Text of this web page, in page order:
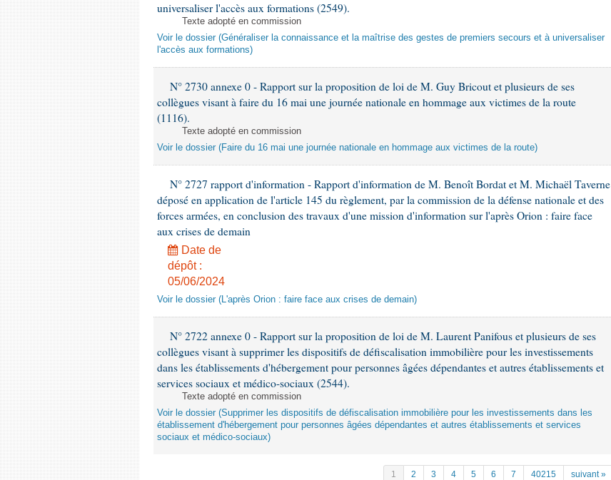
universaliser l'accès aux formations (2549).
Texte adopté en commission
Voir le dossier (Généraliser la connaissance et la maîtrise des gestes de premiers secours et à universaliser
l'accès aux formations)
N° 2730 annexe 0 - Rapport sur la proposition de loi de M. Guy Bricout et plusieurs de ses
collègues visant à faire du 16 mai une journée nationale en hommage aux victimes de la route
(1116).
Texte adopté en commission
Voir le dossier (Faire du 16 mai une journée nationale en hommage aux victimes de la route)
N° 2727 rapport d'information - Rapport d'information de M. Benoît Bordat et M. Michaël Taverne
déposé en application de l'article 145 du règlement, par la commission de la défense nationale et des
forces armées, en conclusion des travaux d'une mission d'information sur l'après Orion : faire face
aux crises de demain
Date de
dépôt :
05/06/2024
Voir le dossier (L'après Orion : faire face aux crises de demain)
N° 2722 annexe 0 - Rapport sur la proposition de loi de M. Laurent Panifous et plusieurs de ses
collègues visant à supprimer les dispositifs de défiscalisation immobilière pour les investissements
dans les établissements d'hébergement pour personnes âgées dépendantes et autres établissements et
services sociaux et médico-sociaux (2544).
Texte adopté en commission
Voir le dossier (Supprimer les dispositifs de défiscalisation immobilière pour les investissements dans les
établissement d'hébergement pour personnes âgées dépendantes et autres établissements et services
sociaux et médico-sociaux)
1 2 3 4 5 6 7 40215 suivant »